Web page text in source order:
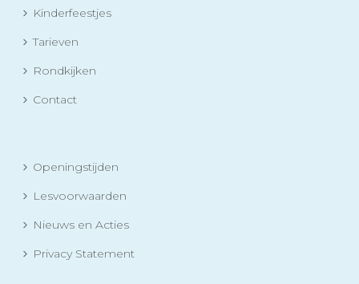
Kinderfeestjes
Tarieven
Rondkijken
Contact
Openingstijden
Lesvoorwaarden
Nieuws en Acties
Privacy Statement